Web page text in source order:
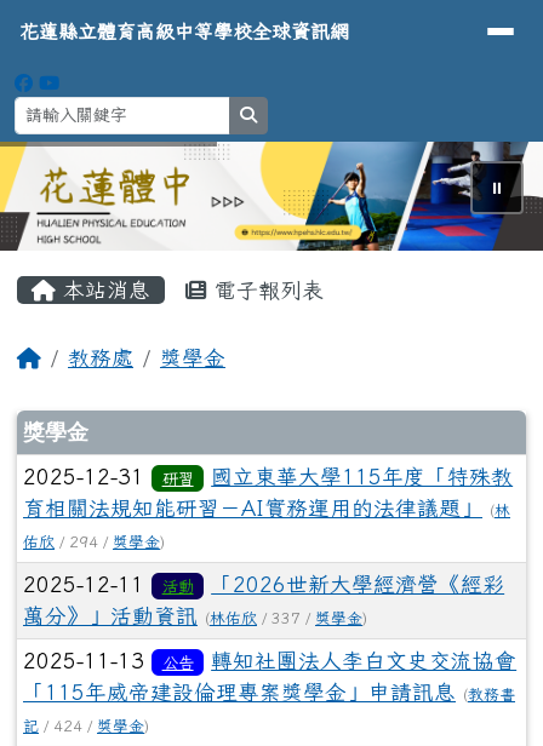
花蓮縣立體育高級中等學校全球資
導覽列
花蓮縣立體育高級中等學校全球資訊網
⏸
本站消息 電子報列表
回首頁
教務處 獎學金
文章列表
獎學金
2025-12-31 研習
國立東華大學115年度「特殊教
育相關法規知能研習－AI實務運用的法律議題」
(林
佑欣 / 294 / 獎學金)
2025-12-11 活動
「2026世新大學經濟營《經彩
萬分》」活動資訊
(林佑欣 / 337 / 獎學金)
2025-11-13 公告
轉知社團法人李白文史交流協會
「115年威帝建設倫理專案獎學金」申請訊息
(教務書
記 / 424 / 獎學金)